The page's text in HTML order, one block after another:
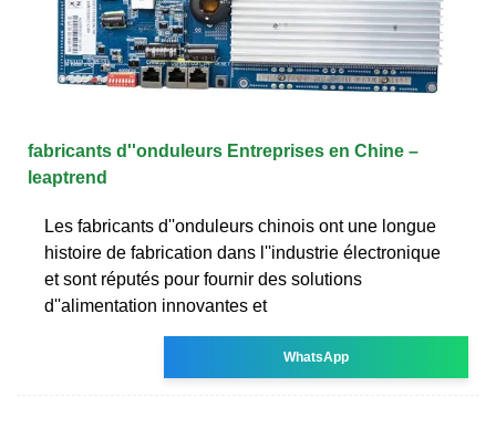
fabricants d''onduleurs Entreprises en Chine –
leaptrend
Les fabricants d''onduleurs chinois ont une longue
histoire de fabrication dans l''industrie électronique
et sont réputés pour fournir des solutions
d''alimentation innovantes et
WhatsApp